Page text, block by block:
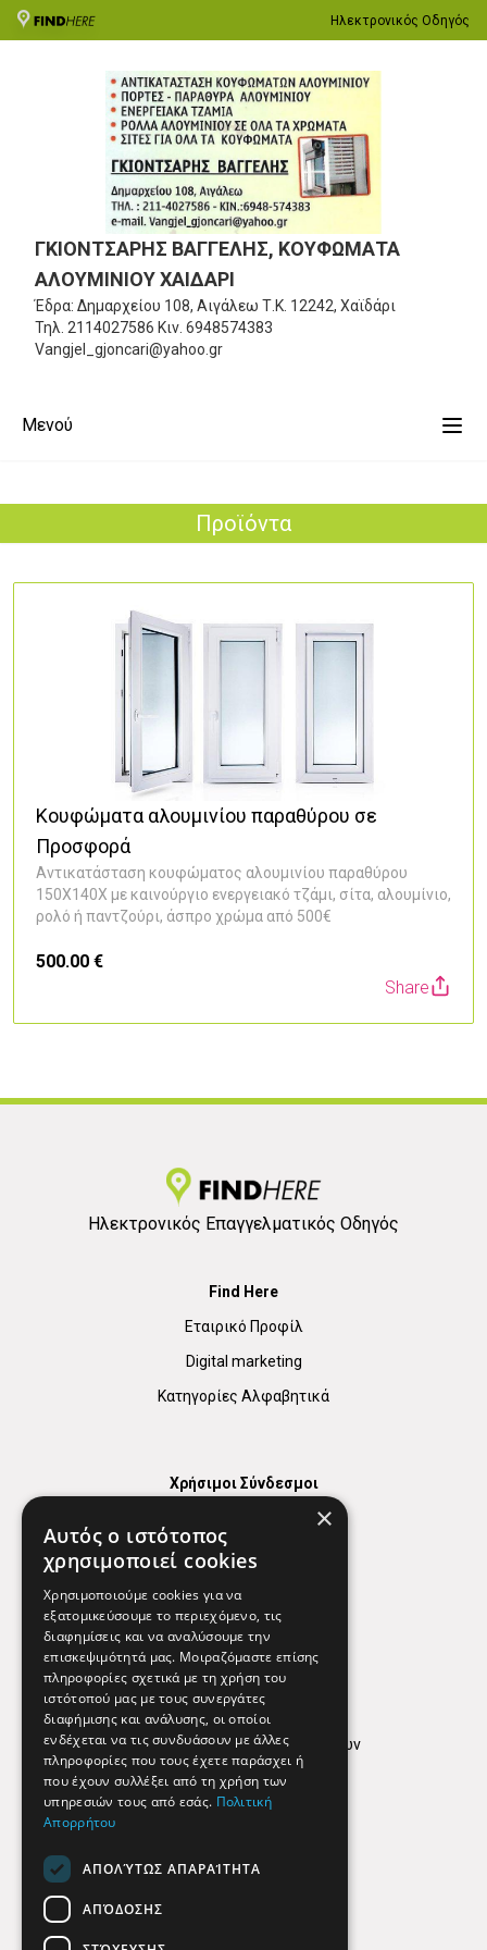
Ηλεκτρονικός Οδηγός
ΓΚΙΟΝΤΣΑΡΗΣ ΒΑΓΓΕΛΗΣ, ΚΟΥΦΩΜΑΤΑ
ΑΛΟΥΜΙΝΙΟΥ ΧΑΙΔΑΡΙ
Έδρα: Δημαρχείου 108, Αιγάλεω Τ.Κ. 12242, Χαϊδάρι
Τηλ. 2114027586 Κιν. 6948574383
Vangjel_gjoncari@yahoo.gr
Μενού
Προϊόντα
Κουφώματα αλουμινίου παραθύρου σε
Προσφορά
Αντικατάσταση κουφώματος αλουμινίου παραθύρου
150Χ140Χ με καινούργιο ενεργειακό τζάμι, σίτα, αλουμίνιο,
ρολό ή παντζούρι, άσπρο χρώμα από 500€
500.00 €
Share
1
Ηλεκτρονικός Επαγγελματικός Οδηγός
Find Here
Εταιρικό Προφίλ
Digital marketing
Κατηγορίες Αλφαβητικά
Χρήσιμοι Σύνδεσμοι
Χρήσιμα Τηλέφωνα
Εφημερεύοντα Φαρμακεία
Απόρρητο
Όροι Χρήσης
Πολιτική προστασίας δεδομένων
Findhere
Social Media
×
Αυτός ο ιστότοπος
χρησιμοποιεί cookies
Χρησιμοποιούμε cookies για να
εξατομικεύσουμε το περιεχόμενο, τις
διαφημίσεις και να αναλύσουμε την
επισκεψιμότητά μας. Μοιραζόμαστε επίσης
πληροφορίες σχετικά με τη χρήση του
ιστότοπού μας με τους συνεργάτες
διαφήμισης και ανάλυσης, οι οποίοι
ενδέχεται να τις συνδυάσουν με άλλες
πληροφορίες που τους έχετε παράσχει ή
που έχουν συλλέξει από τη χρήση των
υπηρεσιών τους από εσάς. Πολιτική
Απορρήτου
ΑΠΟΛΎΤΩΣ ΑΠΑΡΑΊΤΗΤΑ
ΑΠΌΔΟΣΗΣ